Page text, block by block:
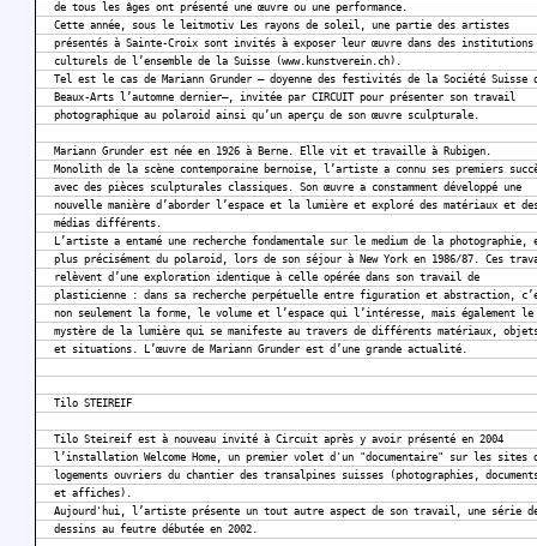
de tous les âges ont présenté une œuvre ou une performance.
Cette année, sous le leitmotiv Les rayons de soleil, une partie des artistes
présentés à Sainte-Croix sont invités à exposer leur œuvre dans des institutions
culturels de l’ensemble de la Suisse (www.kunstverein.ch).
Tel est le cas de Mariann Grunder – doyenne des festivités de la Société Suisse
Beaux-Arts l’automne dernier–, invitée par CIRCUIT pour présenter son travail
photographique au polaroid ainsi qu’un aperçu de son œuvre sculpturale.
Mariann Grunder est née en 1926 à Berne. Elle vit et travaille à Rubigen.
Monolith de la scène contemporaine bernoise, l’artiste a connu ses premiers
avec des pièces sculpturales classiques. Son œuvre a constamment développé une
nouvelle manière d’aborder l’espace et la lumière et exploré des matériaux et
médias différents.
L’artiste a entamé une recherche fondamentale sur le medium de la photographie,
plus précisément du polaroid, lors de son séjour à New York en 1986/87. Ces
relèvent d’une exploration identique à celle opérée dans son travail de
plasticienne : dans sa recherche perpétuelle entre figuration et abstraction,
non seulement la forme, le volume et l’espace qui l’intéresse, mais également le
mystère de la lumière qui se manifeste au travers de différents matériaux,
et situations. L’œuvre de Mariann Grunder est d’une grande actualité.
Tilo STEIREIF
Tilo Steireif est à nouveau invité à Circuit après y avoir présenté en 2004
l’installation Welcome Home, un premier volet d'un "documentaire" sur les sites
logements ouvriers du chantier des transalpines suisses (photographies,
et affiches).
Aujourd'hui, l’artiste présente un tout autre aspect de son travail, une série
dessins au feutre débutée en 2002.